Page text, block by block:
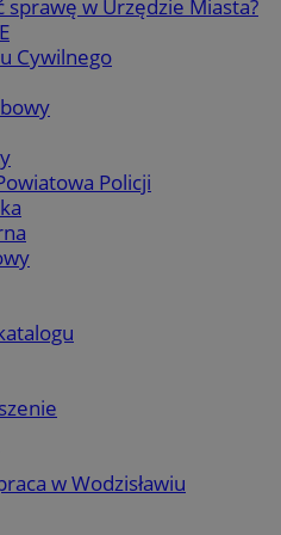
sprawę w Urzędzie Miasta?
Cywilnego
Policji
w Wodzisławiu